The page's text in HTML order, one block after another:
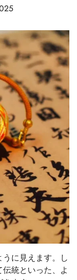
に見えます。し
統といった、よ